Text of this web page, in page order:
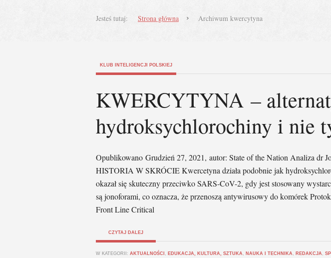
Jesteś tutaj: Strona główna Archiwum kwercytyna
KLUB INTELIGENCJI POLSKIEJ
KWERCYTYNA –
hydroksychlorochiny i nie
Opublikowano Grudzień 27, 2021, autor: State of the Nation Analiza dr
HISTORIA W SKRÓCIE Kwercetyna działa podobnie jak
okazał się skuteczny przeciwko SARS-CoV-2, gdy jest stosowany
są jonoforami, co oznacza, że przenoszą antywirusowy do komórek
Front Line Critical
CZYTAJ DALEJ
W KATEGORII: AKTUALNOŚCI , EDUKACJA, KULTURA, SZTUKA , NAUKA I TECHNIKA , REDAKCJA ,